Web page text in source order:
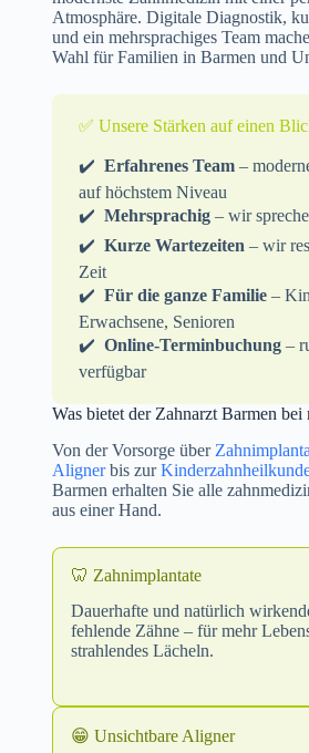
Atmosphäre. Digitale Diagnostik,
und ein mehrsprachiges Team
Wahl für Familien in Barmen und
✅ Unsere Stärken auf einen
✔️ Erfahrenes Team–
auf höchstem Niveau
✔️ Mehrsprachig– wir
✔️ Kurze Wartezeiten – wir
Zeit
✔️ Für die ganze Familie–
Erwachsene, Senioren
✔️ Online-Terminbuchung–
verfügbar
Was bietet der Zahnarzt Barmen bei
Von der Vorsorge über
Alignerbis zur
Barmen erhalten Sie alle
aus einer Hand.
🦷 Zahnimplantate
Dauerhafte und natürlich
fehlende Zähne – für mehr
strahlendes Lächeln.
😁 Unsichtbare Aligner